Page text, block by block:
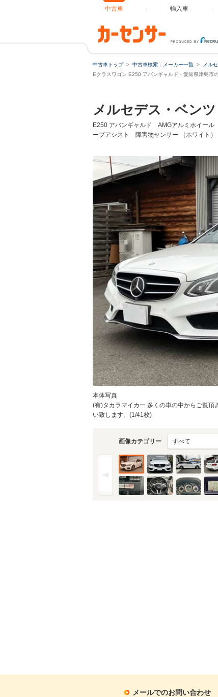
中古車 輸入車
中古車トップ 中古車検索：メーカー一覧 メル
Eクラスワゴン E250 アバンギャルド・愛知県津島市
メルセデス・ベン
E250 アバンギャルド AMGアルミホイ
ープアシスト 障害物センサー （ホワイト）
本体写真
(有)タカラマイカー 多くの車の中からご覧
い致します。(1/41枚)
画像カテゴリー
メールでのお問い合わせ